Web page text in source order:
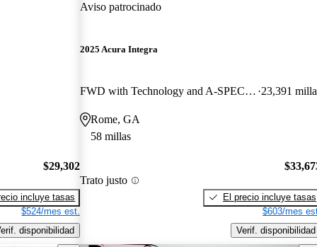
$29,302
incluye tasas
$524/mes est.
disponibilidad
Aviso patrocinado
2025 Acura Integra
FWD with Technology and A-SPEC Package 23,391
Rome, GA
58 millas
Trato justo
El precio incluye tasas
$603/mes
Verif. disponibilidad